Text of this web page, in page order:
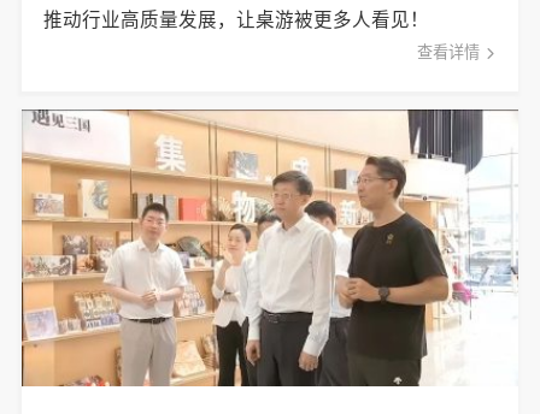
推动行业高质量发展，让桌游被更多人看见！
查看详情